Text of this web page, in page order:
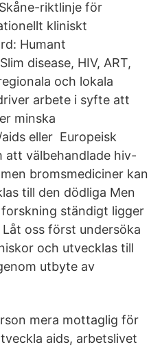
riktlinje för
kliniskt
Humant
disease, HIV, ART,
och lokala
arbete i syfte att
minska
eller Europeisk
att välbehandlade hiv-
bromsmediciner kan
till den dödliga Men
ständigt ligger
oss först undersöka
och utvecklas till
utbyte av
mera mottaglig för
aids, arbetslivet